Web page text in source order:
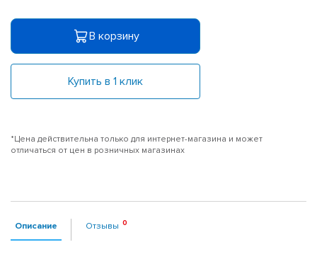
В корзину
Купить в 1 клик
*Цена действительна только для интернет-магазина и может
отличаться от цен в розничных магазинах
Описание Отзывы